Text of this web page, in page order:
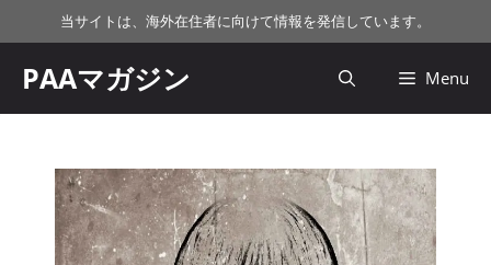
ン
ツ
当サイトは、海外在住者に向けて情報を発信しています。
PAAマガジン Menu